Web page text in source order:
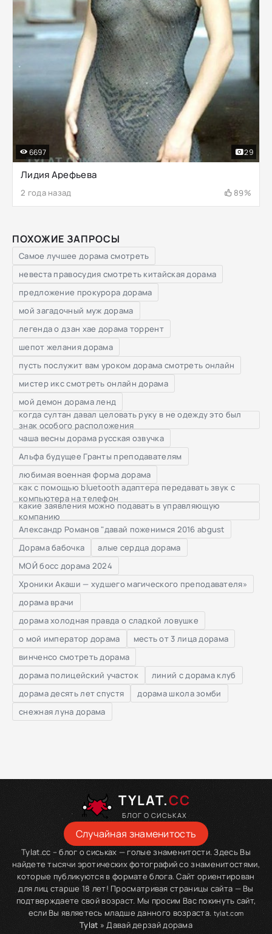
Лидия Арефьева
2 года назад 89%
6697 29
ПОХОЖИЕ ЗАПРОСЫ
Самое лучшее дорама смотреть
невеста правосудия смотреть китайская дорама
предложение прокурора дорама
мой загадочный муж дорама
легенда о дзан хае дорама торрент
шепот желания дорама
пусть послужит вам уроком дорама смотреть онлайн
мистер икс смотреть онлайн дорама
мой демон дорама ленд
когда султан давал целовать руку в не одежду это был
знак особого расположения
чаша весны дорама русская озвучка
Альфа будущее Гранты преподавателям
любимая военная форма дорама
как с помощью bluetooth адаптера передавать звук с
компьютера на телефон
какие заявления можно подавать в управляющую
компанию
Александр Романов "давай поженимся 2016 abgust
Дорама бабочка
алые сердца дорама
МОЙ босс дорама 2024
Хроники Акаши — худшего магического преподавателя»
дорама врачи
дорама холодная правда о сладкой ловушке
о мой император дорама
месть от 3 лица дорама
винченсо смотреть дорама
дорама полицейский участок
линий с дорама клуб
дорама десять лет спустя
дорама школа зомби
снежная луна дорама
TYLAT.CC
БЛОГ О СИСЬКАХ
Случайная знаменитость
Tylat.cc – блог о сиськах — голые знаменитости. Здесь Вы
найдете тысячи эротических фотографий со знаменитостями,
которые публикуются в формате блога. Сайт ориентирован
для лиц старше 18 лет! Просматривая страницы сайта — Вы
подтверждаете свой возраст. Мы просим Вас покинуть сайт,
если Вы являетесь младше данного возраста. tylat.com
Tylat » Давай дерзай дорама